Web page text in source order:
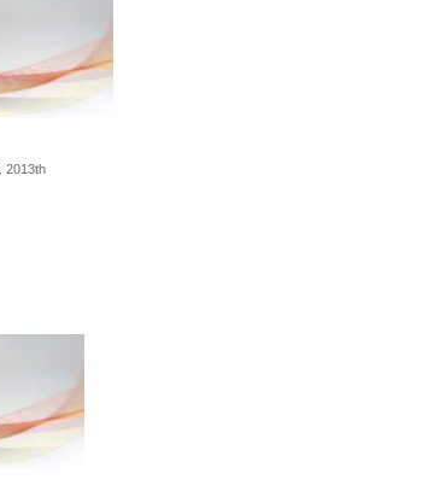
2013th